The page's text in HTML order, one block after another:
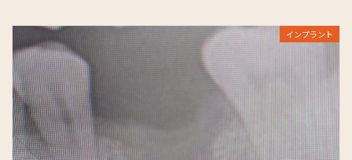
インプラント